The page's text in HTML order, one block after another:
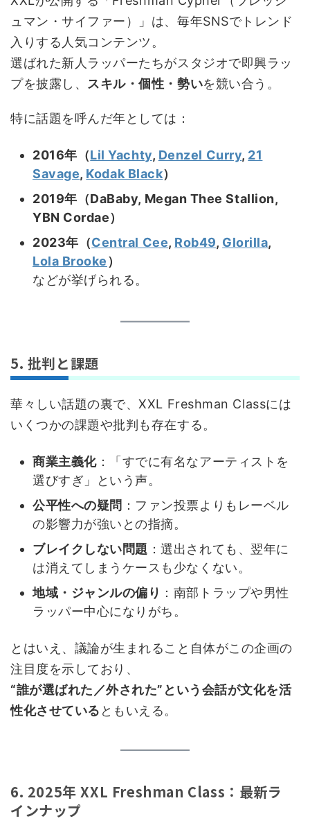
ュマン・サイファー）」は、毎年SNSでトレンド
入りする人気コンテンツ。
選ばれた新人ラッパーたちがスタジオで即興ラッ
プを披露し、 スキル・個性・勢いを競い合う。
特に話題を呼んだ年としては：
2016年（Lil Yachty, Denzel Curry, 21
Savage, Kodak Black）
2019年（DaBaby, Megan Thee Stallion,
YBN Cordae）
2023年（Central Cee, Rob49, Glorilla,
Lola Brooke）
などが挙げられる。
5. 批判と課題
華々しい話題の裏で、XXL Freshman Classには
いくつかの課題や批判も存在する。
商業主義化：「すでに有名なアーティストを
選びすぎ」という声。
公平性への疑問 ：ファン投票よりもレーベル
の影響力が強いとの指摘。
ブレイクしない問題 ：選出されても、翌年に
は消えてしまうケースも少なくない。
地域・ジャンルの偏り ：南部トラップや男性
ラッパー中心になりがち。
とはいえ、議論が生まれること自体がこの企画の
注目度を示しており、
“誰が選ばれた／外された”という会話が文化を活
性化させている ともいえる。
6. 2025年 XXL Freshman Class：最新ラ
インナップ